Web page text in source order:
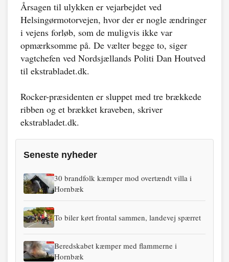
Årsagen til ulykken er vejarbejdet ved
Helsingørmotorvejen, hvor der er nogle ændringer
i vejens forløb, som de muligvis ikke var
opmærksomme på. De vælter begge to, siger
vagtchefen ved Nordsjællands Politi Dan Houtved
til ekstrabladet.dk.
Rocker-præsidenten er sluppet med tre brækkede
ribben og et brækket kraveben, skriver
ekstrabladet.dk.
Seneste nyheder
30 brandfolk kæmper mod overtændt villa i
Hornbæk
To biler kørt frontal sammen, landevej spærret
Beredskabet kæmper med flammerne i
Hornbæk